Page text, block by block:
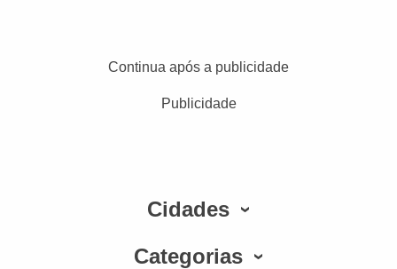
Continua após a publicidade
Publicidade
Cidades
Categorias